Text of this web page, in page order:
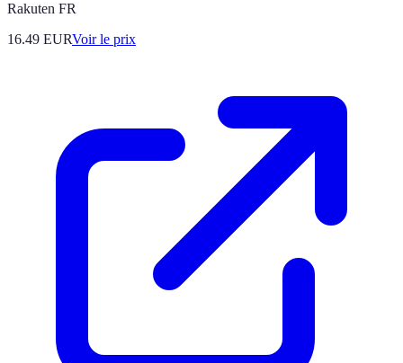
Rakuten FR
16.49 EURVoir le prix